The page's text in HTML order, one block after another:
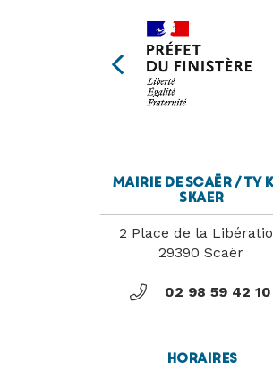
Facebook
Mairie de Scaër / Ty
Skaer
2 Place de la
29390 Scaër
02 98 59 42 10
Horaires